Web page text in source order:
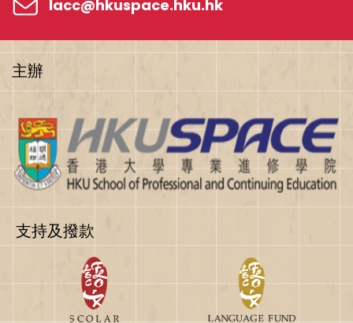
lacc@hkuspace.hku.hk
主辦
支持及撥款